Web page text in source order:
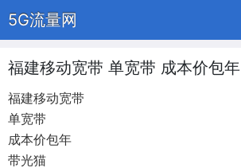
5G流量网
福建移动宽带 单宽带 成本价包年
福建移动宽带
单宽带
成本价包年
带光猫